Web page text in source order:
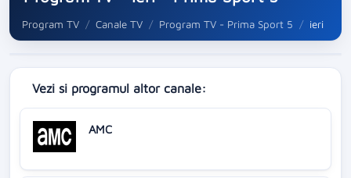
Program TV Canale TV Program TV - Prima Sport 5 ieri
Vezi si programul altor canale:
AMC